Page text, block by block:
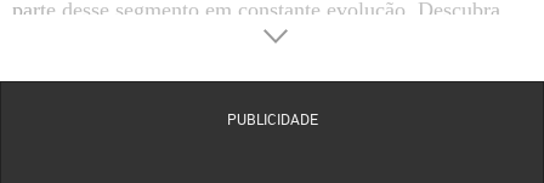
parte desse segmento em constante evolução. Descubra
como escolher, usar e aproveitar ao máximo os principais
produtos de beleza, além de conhecer marcas de destaque
PUBLICIDADE